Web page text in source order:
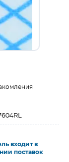
входит в
поставок